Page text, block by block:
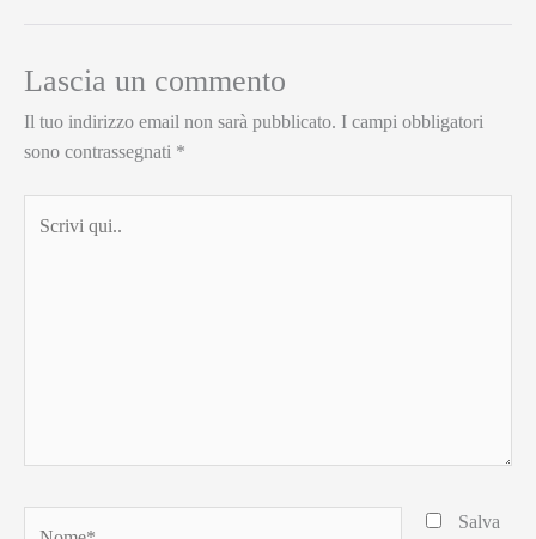
Lascia un commento
Il tuo indirizzo email non sarà pubblicato. I campi obbligatori
sono contrassegnati *
qui..
Salva